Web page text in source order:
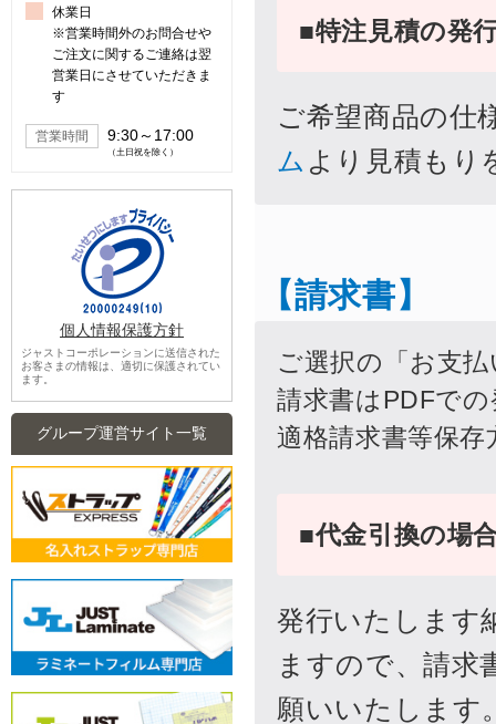
休業日
※営業時間外のお問合せや
ご注文に関するご連絡は翌
営業日にさせていただきま
す
営業時間 9:30～17:00
（土日祝を除く）
個人情報保護方針
ジャストコーポレーションに送信された
お客さまの情報は、適切に保護されてい
ます。
グループ運営サイト一覧